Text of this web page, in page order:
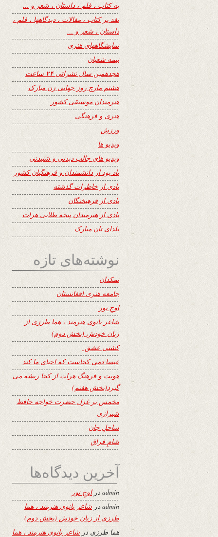
به کتاب ، فلم ، داستان ، شعر و …
نفد بر کتاب ، مقالات ، دیدگاهها ، فلم ،
داستان ، شعر و …
نمایشگاههای هنری
نیمه شعبان
هجدهمین سال نشراتی ۲۴ ساعت
هشتم مارچ روز جهانی زن مبارک
هنرمندان موسیقی کشور
هنری و فرهنگی
ورزش
ویدیو ها
ویدیو های جالب دیدنی و شنیدنی
یاد بود از دانشمندان و فرهنگیان کشور
یادی از خاطرات گذشته
یادی از فرهیختگان
یادی از هنرمندان پنجه طلایی هرات
یلدای تان مبارک
نوشته‌های تازه
نمکدان
جامعه هنری افغانستان
اوجِ نور
شاعر بانوی هنرمند ، هما طرزی از
زبان خودش (بخش دوم)
کشتی عشق
عیسا دمی کجاست که احیای ما کند
هویت و فرهنگ هرات از کجا ریشه می
گیرد(بخش هفتم)
مخمس بر غزل حضرت خواجه حافظ
شیرازی
ساحلِ جان
شامِ فراق
آخرین دیدگاه‌ها
adminدراوجِ نور
adminدر شاعر بانوی هنرمند ، هما
طرزی از زبان خودش (بخش دوم)
هما طرزی در شاعر بانوی هنرمند ، هما